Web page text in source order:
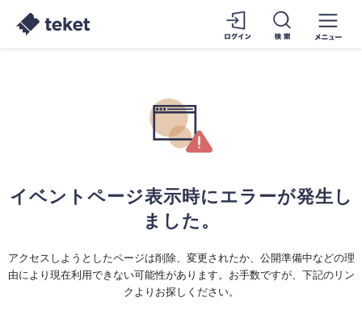
イベントページ表示時にエラーが発生し
ました。
アクセスしようとしたページは削除、変更されたか、公開準備中などの理
由により現在利用できない可能性があります。お手数ですが、下記のリン
クよりお探しください。